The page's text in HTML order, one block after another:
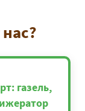
газель,